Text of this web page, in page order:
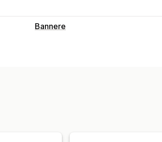
Bannere